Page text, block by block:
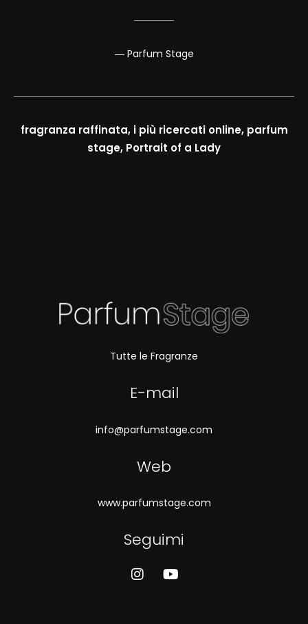
― Parfum Stage
fragranza raffinata, i più ricercati online, parfum
stage, Portrait of a Lady
Tutte le Fragranze
E-mail
info@parfumstage.com
Web
www.parfumstage.com
Seguimi